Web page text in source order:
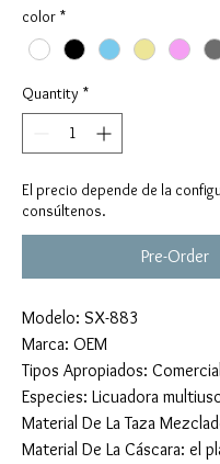
color *
Quantity *
El precio depende de la
consúltenos.
Pre-Order
Modelo: SX-883
Marca: OEM
Tipos Apropiados:
Especies: Licuadora
Material De La Taza
Material De La Cáscara: el